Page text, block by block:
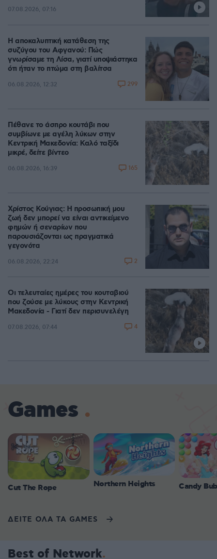
07.08.2026, 07:16
Η αποκαλυπτική κατάθεση της
συζύγου του Αφγανού: Πώς
γνωρίσαμε τη Λίσα, γιατί υποψιάστηκα
ότι ήταν το πτώμα στη βαλίτσα
06.08.2026, 12:32 299
Πέθανε το άσπρο κουτάβι που
συμβίωνε με αγέλη λύκων στην
Κεντρική Μακεδονία: Καλό ταξίδι
μικρέ, δείτε βίντεο
06.08.2026, 16:39 165
Χρίστος Κούγιας: Η προσωπική μου
ζωή δεν μπορεί να είναι αντικείμενο
φημών ή σεναρίων που
παρουσιάζονται ως πραγματικά
γεγονότα
06.08.2026, 22:24 2
Οι τελευταίες ημέρες του κουταβιού
που ζούσε με λύκους στην Κεντρική
Μακεδονία - Γιατί δεν περισυνελέγη
07.08.2026, 07:44 4
Games
Cut The Rope Northern Heights Candy
ΔΕΙΤΕ ΟΛΑ ΤΑ GAMES
Best of Network